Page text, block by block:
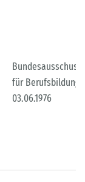
Bundesausschuss
für Berufsbildung
03.06.1976